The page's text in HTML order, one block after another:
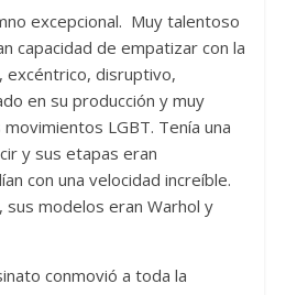
excepcional. Muy talentoso
capacidad de empatizar con la
excéntrico, disruptivo,
en su producción y muy
LGBT. Tenía una
y sus etapas eran
con una velocidad increíble.
modelos eran Warhol y
conmovió a toda la